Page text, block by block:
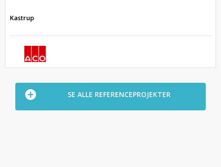
Kastrup
SE ALLE REFERENCEPROJEKTER